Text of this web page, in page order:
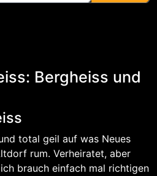
Bergheiss und
total geil auf was Neues
rum. Verheiratet, aber
brauch einfach mal richtigen